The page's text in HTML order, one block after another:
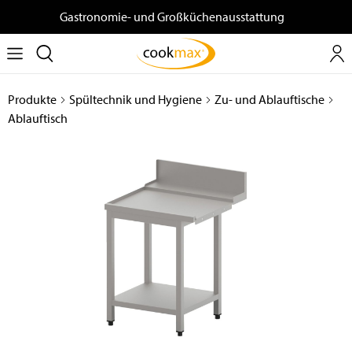
Gastronomie- und Großküchenausstattung
Produkte Spültechnik und Hygiene
Zu- und Ablauftische
Ablauftisch